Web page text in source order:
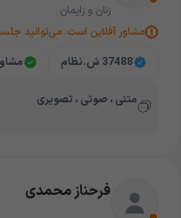
زنان و زایمان
مشاور آفلاین است. می‌توانید
37488 ش.نظام
متنی ، صوتی ، تصویری
فرحناز محمدی